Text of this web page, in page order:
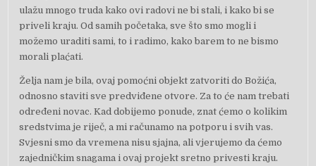
ulažu mnogo truda kako ovi radovi ne bi stali, i kako bi se
priveli kraju. Od samih početaka, sve što smo mogli i
možemo uraditi sami, to i radimo, kako barem to ne bismo
morali plaćati.
Želja nam je bila, ovaj pomoćni objekt zatvoriti do Božića,
odnosno staviti sve predviđene otvore. Za to će nam trebati
određeni novac. Kad dobijemo ponude, znat ćemo o kolikim
sredstvima je riječ, a mi računamo na potporu i svih vas.
Svjesni smo da vremena nisu sjajna, ali vjerujemo da ćemo
zajedničkim snagama i ovaj projekt sretno privesti kraju.